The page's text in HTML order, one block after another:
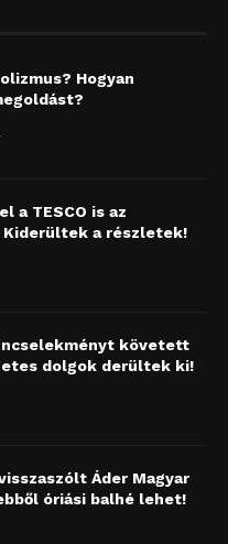
Hogyan
a TESCO is az
Kiderültek a részletek!
követett
dolgok derültek ki!
Áder Magyar
óriási balhé lehet!